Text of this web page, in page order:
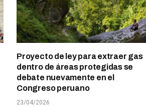
Proyecto de ley para extraer gas
dentro de áreas protegidas se
debate nuevamente en el
Congreso peruano
23/04/2026